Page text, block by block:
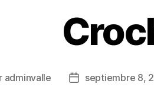
adminvalle septiembre 8,